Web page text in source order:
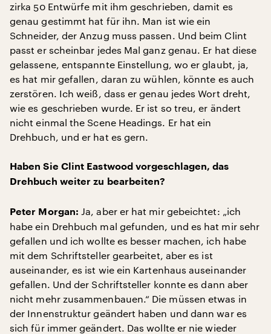
zirka 50 Entwürfe mit ihm geschrieben, damit es
genau gestimmt hat für ihn. Man ist wie ein
Schneider, der Anzug muss passen. Und beim Clint
passt er scheinbar jedes Mal ganz genau. Er hat diese
gelassene, entspannte Einstellung, wo er glaubt, ja,
es hat mir gefallen, daran zu wühlen, könnte es auch
zerstören. Ich weiß, dass er genau jedes Wort dreht,
wie es geschrieben wurde. Er ist so treu, er ändert
nicht einmal the Scene Headings. Er hat ein
Drehbuch, und er hat es gern.
Haben Sie Clint Eastwood vorgeschlagen, das
Drehbuch weiter zu bearbeiten?
Peter Morgan: Ja, aber er hat mir gebeichtet: „ich
habe ein Drehbuch mal gefunden, und es hat mir sehr
gefallen und ich wollte es besser machen, ich habe
mit dem Schriftsteller gearbeitet, aber es ist
auseinander, es ist wie ein Kartenhaus auseinander
gefallen. Und der Schriftsteller konnte es dann aber
nicht mehr zusammenbauen.“ Die müssen etwas in
der Innenstruktur geändert haben und dann war es
sich für immer geändert. Das wollte er nie wieder